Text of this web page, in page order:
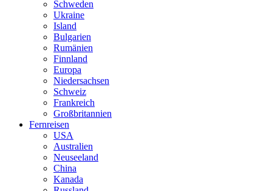
Schweden
Ukraine
Island
Bulgarien
Rumänien
Finnland
Europa
Niedersachsen
Schweiz
Frankreich
Großbritannien
Fernreisen
USA
Australien
Neuseeland
China
Kanada